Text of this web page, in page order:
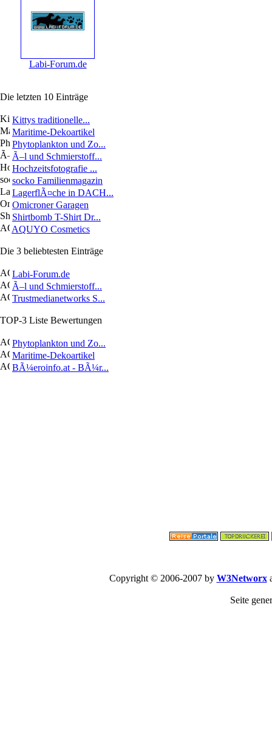
Labi-Forum.de
Die letzten 10 Einträge
Kittys traditionelle...
Maritime-Dekoartikel
Phytoplankton und Zo...
Ã–l und Schmierstoff...
Hochzeitsfotografie ...
socko Familienmagazin
LagerflÃ¤che in DACH...
Omicroner Garagen
Shirtbomb T-Shirt Dr...
AQUYO Cosmetics
Die 3 beliebtesten Einträge
Labi-Forum.de
Ã–l und Schmierstoff...
Trustmedianetworks S...
TOP-3 Liste Bewertungen
Phytoplankton und Zo...
Maritime-Dekoartikel
BÃ¼eroinfo.at - BÃ¼r...
Copyright © 2006-2007 by W3Networx
Seite